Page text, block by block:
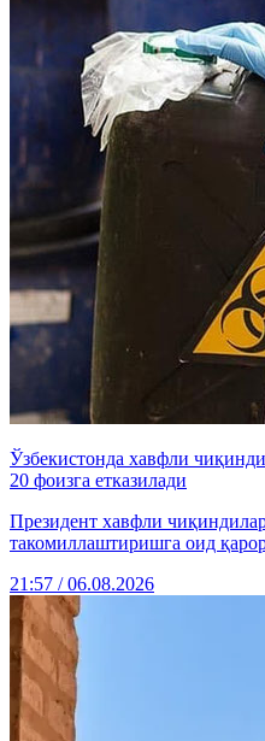
Ўзбекистонда хавфли
20 фоизга етказилади
Президент хавфли
такомиллаштиришга оид
21:57 / 06.08.2026